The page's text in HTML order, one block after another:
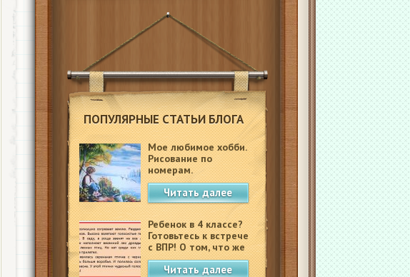
ПОПУЛЯРНЫЕ СТАТЬИ БЛОГА
Мое любимое хобби.
Рисование по
номерам.
Читать далее
Ребенок в 4 классе?
Готовьтесь к встрече
с ВПР! О том, что же
это такое.
Читать далее